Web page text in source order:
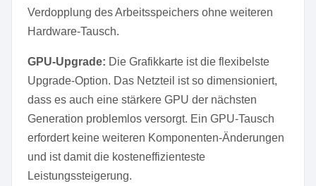
Verdopplung des Arbeitsspeichers ohne weiteren
Hardware-Tausch.
GPU-Upgrade: Die Grafikkarte ist die flexibelste
Upgrade-Option. Das Netzteil ist so dimensioniert,
dass es auch eine stärkere GPU der nächsten
Generation problemlos versorgt. Ein GPU-Tausch
erfordert keine weiteren Komponenten-Änderungen
und ist damit die kosteneffizienteste
Leistungssteigerung.